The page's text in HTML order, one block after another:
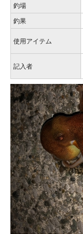
釣場
釣果
使用アイテム
記入者